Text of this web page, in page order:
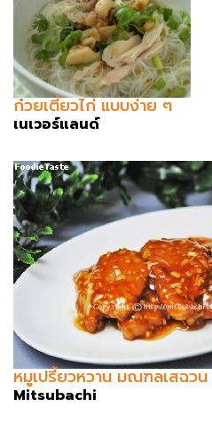
ก๋วยเตี๋ยวไก่ แบบง่าย ๆ
เนเวอร์แลนด์
หมูเปรี้ยวหวาน มณฑลเสฉวน
Mitsubachi